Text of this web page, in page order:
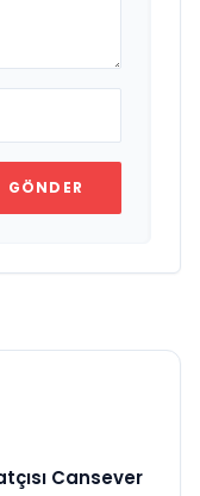
GÖNDER
Cansever